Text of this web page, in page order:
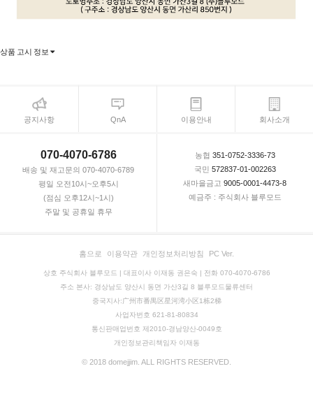
상품 고시 정보
공지사항 QnA 이용안내 회사소개
070-4070-6786
배송 및 재고문의 070-4070-6789
평일 오전10시~오후5시
(점심 오후12시~1시)
주말 및 공휴일 휴무
농협 351-0752-3336-73
국민 572837-01-002263
새마을금고 9005-0001-4473-8
예금주 : 주식회사 블루모드
홈으로 이용약관 개인정보처리방침 PC Ver.
상호 주식회사 블루모드 | 대표이사 이재동 권은숙 | 전화 070-4070-6786
주소 본사: 경상남도 양산시 동면 가산3길 8 블루모드물류센터
중국지사:广州市番禺区星河湾小区1栋2梯
사업자번호 621-81-80834
통신판매업번호 제2010-경남양산-0049호
개인정보관리책임자 이재동
© 2018 domejjim. ALL RIGHTS RESERVED.